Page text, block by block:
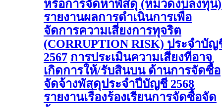
หรือการจัดหาพัสดุ (หมวดงบลงทุน)
รายงานผลการดําเนินการเพื่อ
จัดการความเสี่ยงการทุจริต
(CORRUPTION RISK) ประจําบัญ
2567 การประเมินความเสี่ยงที่อาจ
เกิดการให้/รับสินบน ด้านการจัดซื้อ
จัดจ้างพัสดุประจําปีบัญชี 2568
รายงานเรื่องร้องเรียนการจัดซื้อจัด